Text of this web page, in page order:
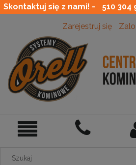
Skontaktuj się z nami! - 510 304
Zarejestruj się